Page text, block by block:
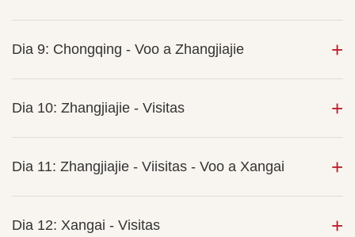
Dia 9: Chongqing - Voo a Zhangjiajie
Dia 10: Zhangjiajie - Visitas
Dia 11: Zhangjiajie - Viisitas - Voo a Xangai
Dia 12: Xangai - Visitas